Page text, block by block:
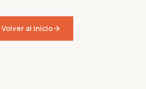
Volver al inicio